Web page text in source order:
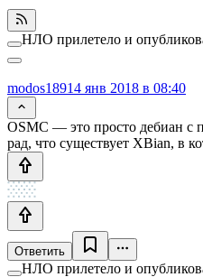
НЛО прилетело и
modos18914 янв 2018 в 08:40
OSMC — это просто дебиан с
рад, что существует XBian, в
Ответить
НЛО прилетело и